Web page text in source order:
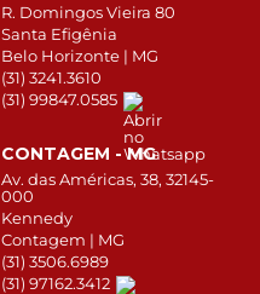
R. Domingos Vieira 80
Santa Efigênia
Belo Horizonte | MG
(31) 3241.3610
(31) 99847.0585
CONTAGEM - MG
Av. das Américas, 38, 32145-
000
Kennedy
Contagem | MG
(31) 3506.6989
(31) 97162.3412